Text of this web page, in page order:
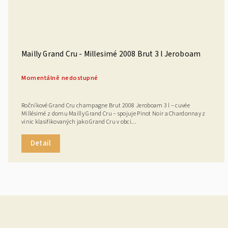
Mailly Grand Cru - Millesimé 2008 Brut 3 l Jeroboam
Momentálně nedostupné
Detail
Ročníkové Grand Cru champagne Brut 2008 Jeroboam 3 l – cuvée
Millésimé z domu Mailly Grand Cru – spojuje Pinot Noir a Chardonnay z
vinic klasifikovaných jako Grand Cru v obci...